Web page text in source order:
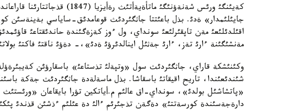
كةيئنگئ ورئس شةنةؤنئگئ ماتأةيةأتئث
جايئلئمدار» ةدئ. بذل باعئتتا جاثگئردئث قوعامدئق-ساياسي بةينةسئن
اقئلدئلئعئ مةن تاپقئرلئعئ سونداي، ول ءوز كةزةگئندة حاندئقتاعئ
مةنشئگئنة ءارئ تةز، ءارئ جةثئل اينالدئرؤئ ةدئ»،- دةؤئ ناقتئ فاكتئ
وكئنئشكة قاراي، جاثگئردئث سول «وتپةلئ تذستاعئ» باسقارؤئن
شئندئعئندا، تاريح اقيقاتئ باسقاشا. بذل ماسةلةدة جاثگئردئث جةكة
«پاتشاشئل بولدئ»، سونداي-اق عالئم م.أياتكين تؤرا بايقاعان
دارةجةسئندة كورسةتتئ» دةگةن تذجئرئم ءالئ دة عئلئم ءذشئن قذندئ